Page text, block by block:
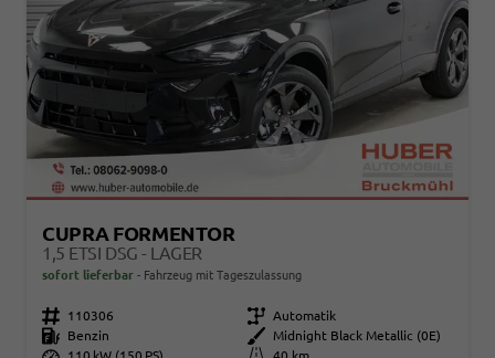
CUPRA FORMENTOR
1,5 ETSI DSG - LAGER
sofort lieferbar Fahrzeug mit Tageszulassung
Fahrzeugnr. 110306 Getriebe Automatik
Kraftstoff
Benzin Außenfarbe
Midnight Black Metallic (0E)